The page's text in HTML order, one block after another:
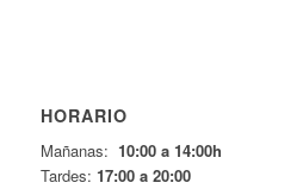
HORARIO
Mañanas: 10:00 a 14:00h
Tardes: 17:00 a 20:00